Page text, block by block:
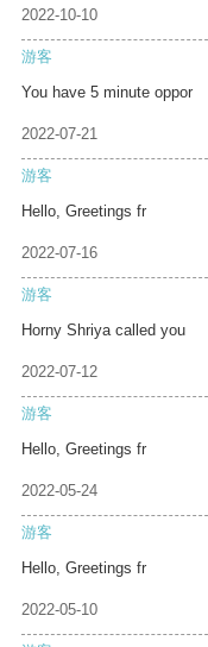
2022-10-10
游客
You have 5 minute oppor
2022-07-21
游客
Hello, Greetings fr
2022-07-16
游客
Horny Shriya called you
2022-07-12
游客
Hello, Greetings fr
2022-05-24
游客
Hello, Greetings fr
2022-05-10